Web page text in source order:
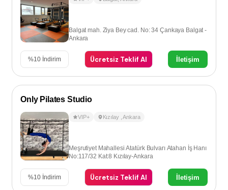
Balgat mah. Ziya Bey cad. No: 34 Çankaya Balgat -
Ankara
%10 İndirim Ücretsiz Teklif Al İletişim
Only Pilates Studio
VIP+ Kızılay ,Ankara
Meşrutiyet Mahallesi Atatürk Bulvarı Atahan İş Hanı
No:117/32 Kat:8 Kızılay-Ankara
%10 İndirim Ücretsiz Teklif Al İletişim